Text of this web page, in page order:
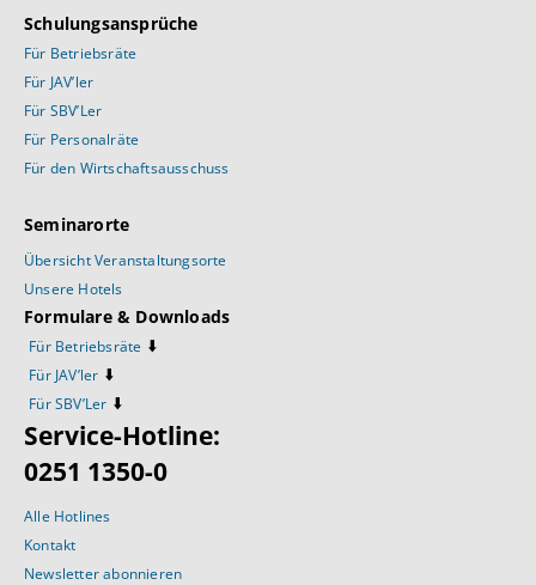
Schulungsansprüche
Für Betriebsräte
Für JAV’ler
Für SBV’Ler
Für Personalräte
Für den Wirtschaftsausschuss
Seminarorte
Übersicht Veranstaltungsorte
Unsere Hotels
Formulare & Downloads
Für Betriebsräte ⬇️
Für JAV’ler ⬇️
Für SBV’Ler ⬇️
Service-Hotline:
0251 1350-0
Alle Hotlines
Kontakt
Newsletter abonnieren